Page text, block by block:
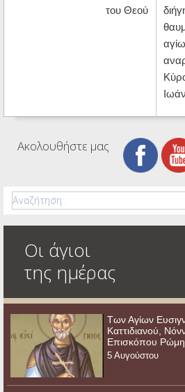
του Θεού
Ακολουθήστε μας
Οι άγιοι
της ημέρας
Των Αγίων
Καττιδιανού,
Επισκόπου
5 Αυγούστου